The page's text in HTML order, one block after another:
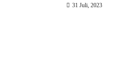
31 Juli, 2023